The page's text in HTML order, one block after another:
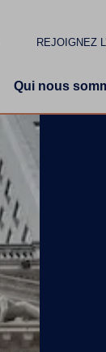
REJOIGNEZ
Qui nous